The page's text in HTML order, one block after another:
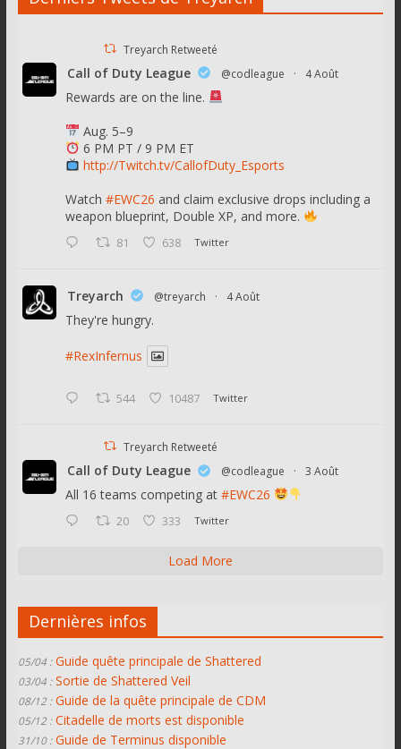
Treyarch Retweeté
Call of Duty League @codleague · 4 Août
Rewards are on the line.
Aug. 5–9
6 PM PT / 9 PM ET
http://Twitch.tv/CallofDuty_Esports
Watch #EWC26 and claim exclusive drops including a
weapon blueprint, Double XP, and more.
81 638 Twitter
Treyarch @treyarch · 4 Août
They're hungry.
#RexInfernus
544 10487 Twitter
Treyarch Retweeté
Call of Duty League @codleague · 3 Août
All 16 teams competing at #EWC26
20 333 Twitter
Load More
Dernières infos
05/04 : Guide quête principale de Shattered
03/04 : Sortie de Shattered Veil
08/12 : Guide de la quête principale de CDM
05/12 : Citadelle de morts est disponible
31/10 : Guide de Terminus disponible